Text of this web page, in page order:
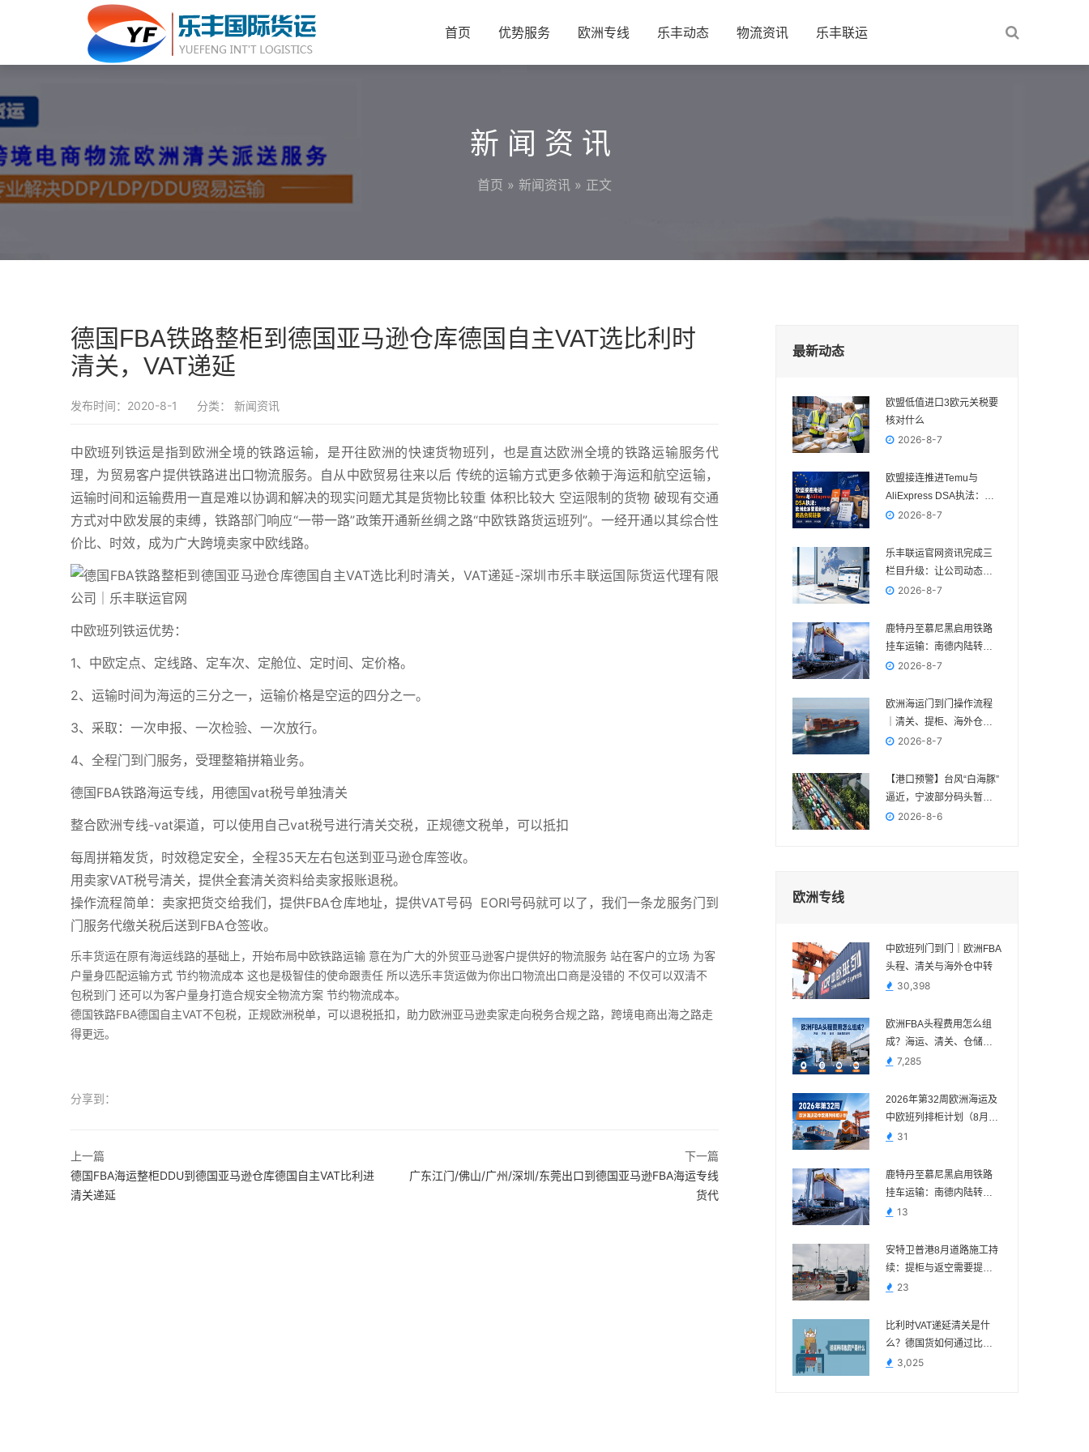
首页 优势服务 欧洲专线 乐丰动态 物流资讯 乐丰联运
新闻资讯
首页 » 新闻资讯 » 正文
德国FBA铁路整柜到德国亚马逊仓库德国自主VAT选比利时
清关，VAT递延
发布时间：2020-8-1 分类： 新闻资讯
中欧班列铁运是指到欧洲全境的铁路运输，是开往欧洲的快速货物班列，也是直达欧洲全境的铁路运输服务代
理，为贸易客户提供铁路进出口物流服务。自从中欧贸易往来以后 传统的运输方式更多依赖于海运和航空运输，
运输时间和运输费用一直是难以协调和解决的现实问题尤其是货物比较重 体积比较大 空运限制的货物 破现有交通
方式对中欧发展的束缚，铁路部门响应“一带一路”政策开通新丝绸之路“中欧铁路货运班列”。一经开通以其综合性
价比、时效，成为广大跨境卖家中欧线路。
中欧班列铁运优势：
1、中欧定点、定线路、定车次、定舱位、定时间、定价格。
2、运输时间为海运的三分之一，运输价格是空运的四分之一。
3、采取：一次申报、一次检验、一次放行。
4、全程门到门服务，受理整箱拼箱业务。
德国FBA铁路海运专线，用德国vat税号单独清关
整合欧洲专线-vat渠道，可以使用自己vat税号进行清关交税，正规德文税单，可以抵扣
每周拼箱发货，时效稳定安全，全程35天左右包送到亚马逊仓库签收。
用卖家VAT税号清关，提供全套清关资料给卖家报账退税。
操作流程简单：卖家把货交给我们，提供FBA仓库地址，提供VAT号码 EORI号码就可以了，我们一条龙服务门到
门服务代缴关税后送到FBA仓签收。
乐丰货运在原有海运线路的基础上，开始布局中欧铁路运输 意在为广大的外贸亚马逊客户提供好的物流服务 站在客户的立场 为客
户量身匹配运输方式 节约物流成本 这也是极智佳的使命跟责任 所以选乐丰货运做为你出口物流出口商是没错的 不仅可以双清不
包税到门 还可以为客户量身打造合规安全物流方案 节约物流成本。
德国铁路FBA德国自主VAT不包税，正规欧洲税单，可以退税抵扣，助力欧洲亚马逊卖家走向税务合规之路，跨境电商出海之路走
得更远。
分享到：
上一篇
德国FBA海运整柜DDU到德国亚马逊仓库德国自主VAT比利进
清关递延
下一篇
广东江门/佛山/广州/深圳/东莞出口到德国亚马逊FBA海运专线
货代
最新动态
欧盟低值进口3欧元关税要
核对什么
2026-8-7
欧盟接连推进Temu与
AliExpress DSA执法：欧
洲卖家要重新检查商品合
2026-8-7
乐丰联运官网资讯完成三
栏目升级：让公司动态、
电商政策与物流变化各归
2026-8-7
鹿特丹至慕尼黑启用铁路
挂车运输：南德内陆转运
多一种组合方案
2026-8-7
欧洲海运门到门操作流程
｜清关、提柜、海外仓与
FBA交付节点
2026-8-7
【港口预警】台风“白海豚”
逼近，宁波部分码头暂停
作业，近期出货请提前规
2026-8-6
欧洲专线
中欧班列门到门｜欧洲FBA
头程、清关与海外仓中转
30,398
欧洲FBA头程费用怎么组
成？海运、清关、仓储与
派送费用说明
7,285
2026年第32周欧洲海运及
中欧班列排柜计划（8月3
日—8月9日）
31
鹿特丹至慕尼黑启用铁路
挂车运输：南德内陆转运
多一种组合方案
13
安特卫普港8月道路施工持
续：提柜与返空需要提前
核对路线
23
比利时VAT递延清关是什
么？德国货如何通过比利
时进口？
3,025